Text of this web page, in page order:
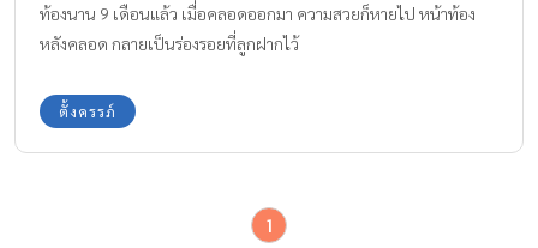
ท้องนาน 9 เดือนแล้ว เมื่อคลอดออกมา ความสวยก็หายไป หน้าท้อง
หลังคลอด กลายเป็นร่องรอยที่ลูกฝากไว้
ตั้งครรภ์
1